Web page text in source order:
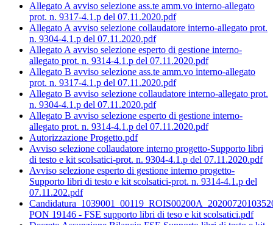
Allegato A avviso selezione ass.te amm.vo interno-allegato
prot. n. 9317-4.1.p del 07.11.2020.pdf
Allegato A avviso selezione collaudatore interno-allegato prot.
n. 9304-4.1.p del 07.11.2020.pdf
Allegato A avviso selezione esperto di gestione interno-
allegato prot. n. 9314-4.1.p del 07.11.2020.pdf
Allegato B avviso selezione ass.te amm.vo interno-allegato
prot. n. 9317-4.1.p del 07.11.2020.pdf
Allegato B avviso selezione collaudatore interno-allegato prot.
n. 9304-4.1.p del 07.11.2020.pdf
Allegato B avviso selezione esperto di gestione interno-
allegato prot. n. 9314-4.1.p del 07.11.2020.pdf
Autorizzazione Progetto.pdf
Avviso selezione collaudatore interno progetto-Supporto libri
di testo e kit scolsatici-prot. n. 9304-4.1.p del 07.11.2020.pdf
Avviso selezione esperto di gestione interno progetto-
Supporto libri di testo e kit scolsatici-prot. n. 9314-4.1.p del
07.11.202.pdf
PON 19146 - FSE supporto libri di teso e kit scolsatici.pdf